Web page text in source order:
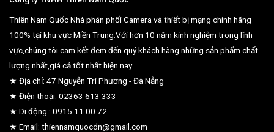
Thiên Nam Quốc Nhà phân phối Camera và thiết bị mạng chính hãng
100% tại khu vực Miền Trung.Với hơn 10 năm kinh nghiệm trong lĩnh
vực,chúng tôi cam kết đem đến quý khách hàng những sản phẩm chất
lượng nhất,giá cả tốt nhất hiện nay.
★ Địa chỉ: 47 Nguyễn Tri Phương - Đà Nẵng
★ Điện thoại: 02363 613 333
★ Di động : 0915 11 00 72
★ Email: thiennamquocdn@gmail.com